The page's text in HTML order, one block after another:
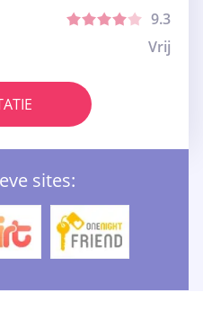
9.3
Vrij
sites: